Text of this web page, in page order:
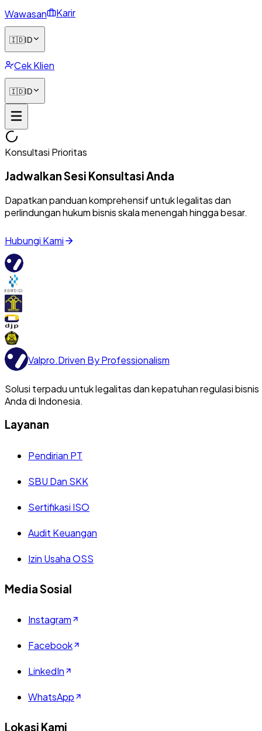
Wawasan
Karir
🇮🇩ID
Cek Klien
🇮🇩ID
Konsultasi Prioritas
Jadwalkan Sesi Konsultasi Anda
Dapatkan panduan komprehensif untuk legalitas dan
perlindungan hukum bisnis skala menengah hingga besar.
Hubungi Kami
Valpro.Driven By Professionalism
Solusi terpadu untuk legalitas dan kepatuhan regulasi bisnis
Anda di Indonesia.
Layanan
Pendirian PT
SBU Dan SKK
Sertifikasi ISO
Audit Keuangan
Izin Usaha OSS
Media Sosial
Instagram
Facebook
LinkedIn
WhatsApp
Lokasi Kami